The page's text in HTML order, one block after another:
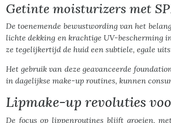
Getinte moisturizers met
De toenemende bewustwording van het
lichte dekking en krachtige UV-bescherming
ze tegelijkertijd de huid een subtiele, egale
Het gebruik van deze geavanceerde
in dagelijkse make-up routines, kunnen
Lipmake-up revoluties
De focus op lippenroutines blijft groeien,